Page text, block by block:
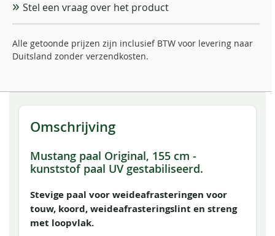
Stel een vraag over het product
Alle getoonde prijzen zijn inclusief BTW voor levering naar
Duitsland zonder verzendkosten.
Omschrijving
Mustang paal Original, 155 cm -
kunststof paal UV gestabiliseerd.
Stevige paal voor weideafrasteringen voor
touw, koord, weideafrasteringslint en streng
met loopvlak.